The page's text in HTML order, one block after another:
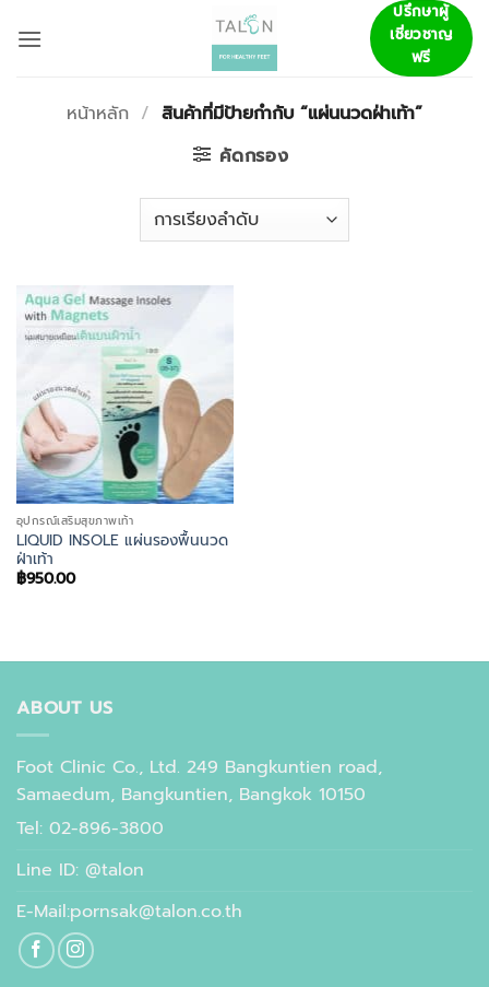
ปรึกษาผู้
เชี่ยวชาญ
ฟรี
หน้าหลัก / สินค้าที่มีป้ายกำกับ “แผ่นนวดฝ่าเท้า”
คัดกรอง
อุปกรณ์เสริมสุขภาพเท้า
LIQUID INSOLE แผ่นรองพื้นนวด
ฝ่าเท้า
฿950.00
ABOUT US
Foot Clinic Co., Ltd. 249 Bangkuntien road,
Samaedum, Bangkuntien, Bangkok 10150
Tel: 02-896-3800
Line ID: @talon
E-Mail:pornsak@talon.co.th